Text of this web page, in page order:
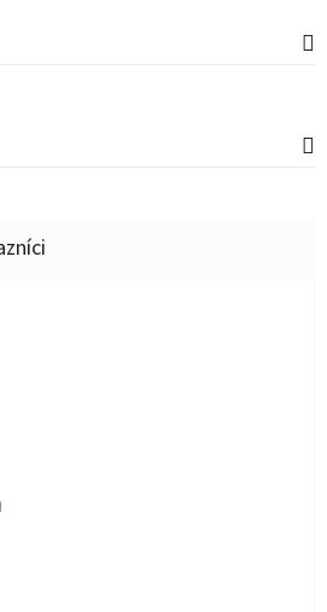
z 5 hvězdiček.
z 5 hvězdiček.
z 5 hvězdiček.